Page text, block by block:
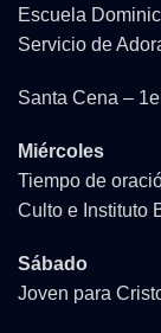
Escuela
Servicio de
Santa Cena –
Miércoles
Tiempo de
Culto e Instituto
Sábado
Joven para